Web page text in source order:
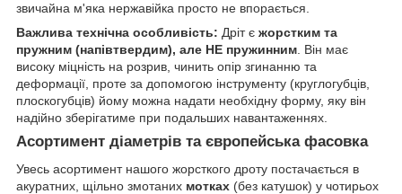
звичайна м'яка нержавійка просто не впорається.
Важлива технічна особливість: Дріт є жорстким та
пружним (напівтвердим), але НЕ пружинним . Він має
високу міцність на розрив, чинить опір згинанню та
деформації, проте за допомогою інструменту (круглогубців,
плоскогубців) йому можна надати необхідну форму, яку він
надійно зберігатиме при подальших навантаженнях.
Асортимент діаметрів та європейська фасовка
Увесь асортимент нашого жорсткого дроту постачається в
акуратних, щільно змотаних мотках (без катушок) у чотирьох